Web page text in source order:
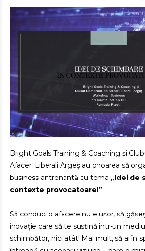
Bright Goals Training & Coaching și
Afaceri Liberali Argeș au onoarea să
business antrenantă cu tema „Idei de
contexte provocatoare!”
Să conduci o afacere nu e ușor, să
inovație care să te susțină într-un
schimbător, nici atât! Mai mult, să ai în